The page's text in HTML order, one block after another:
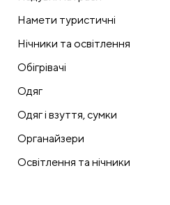
Намети туристичні
Нічники та освітлення
Обігрівачі
Одяг
Одяг і взуття, сумки
Органайзери
Освітлення та нічники